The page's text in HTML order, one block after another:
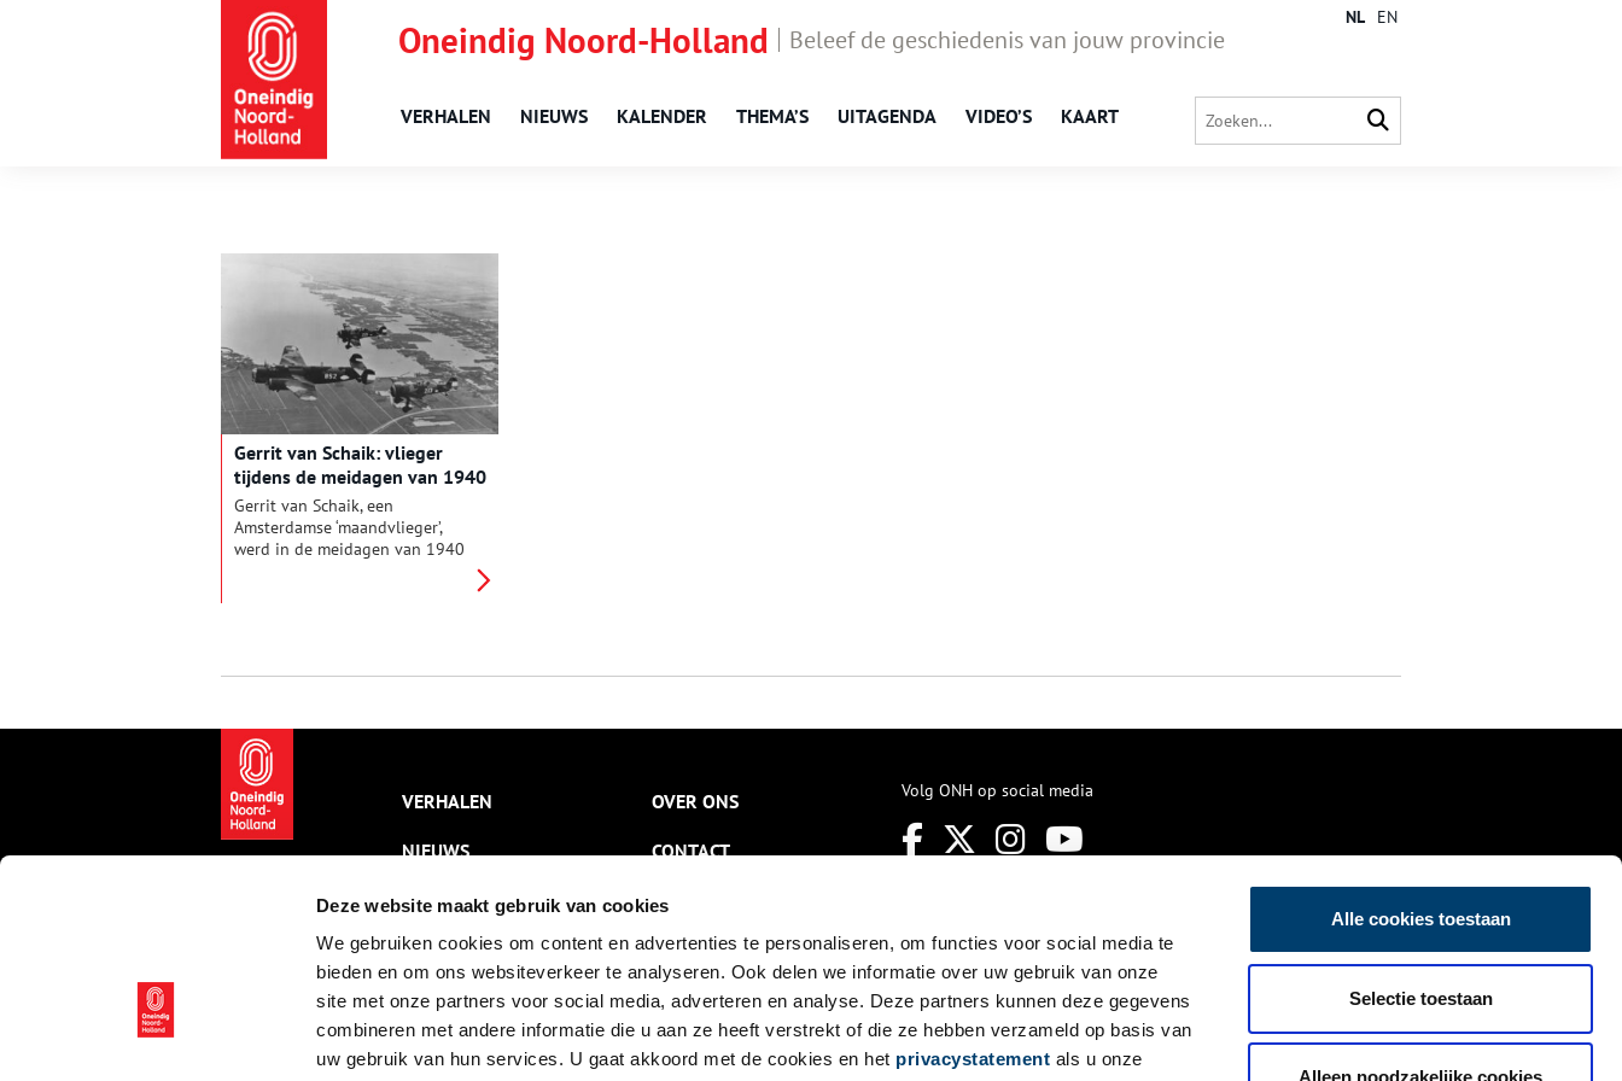
Deze website maakt gebruik van cookies
We gebruiken cookies om content en advertenties te personaliseren, om functies voor social media te
bieden en om ons websiteverkeer te analyseren. Ook delen we informatie over uw gebruik van onze
site met onze partners voor social media, adverteren en analyse. Deze partners kunnen deze gegevens
combineren met andere informatie die u aan ze heeft verstrekt of die ze hebben verzameld op basis van
uw gebruik van hun services. U gaat akkoord met de cookies en het privacystatement als u onze
Alle cookies toestaan
Selectie toestaan
Alleen noodzakelijke cookies
Oneindig Noord-Holland Beleef de geschiedenis van jouw provincie
VERHALEN NIEUWS KALENDER THEMA’S UITAGENDA VIDEO’S KAART
NL EN
Gerrit van Schaik: vlieger
tijdens de meidagen van 1940
Gerrit van Schaik, een
Amsterdamse ‘maandvlieger’,
werd in de meidagen van 1940
luchtgevechten.
VERHALEN
NIEUWS
KALENDER
THEMA’S
ACTIVITEITEN
VIDEO’S
OVER ONS
CONTACT
NIEUWSBRIEF
DISCLAIMER
PRIVACY
TOEGANKELIJKHEID
Volg ONH op social media